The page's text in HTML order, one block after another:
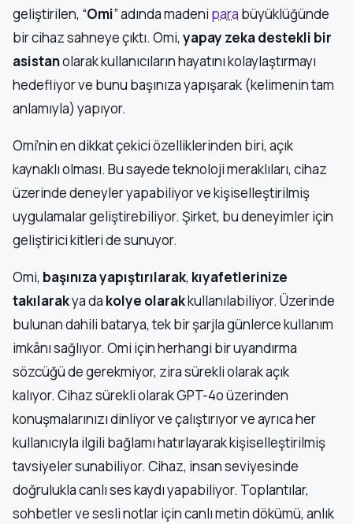
geliştirilen, “Omi” adında madeni para büyüklüğünde
bir cihaz sahneye çıktı. Omi, yapay zeka destekli bir
asistanolarak kullanıcıların hayatını kolaylaştırmayı
hedefliyor ve bunu başınıza yapışarak (kelimenin tam
anlamıyla) yapıyor.
Omi’nin en dikkat çekici özelliklerinden biri, açık
kaynaklı olması. Bu sayede teknoloji meraklıları, cihaz
üzerinde deneyler yapabiliyor ve kişiselleştirilmiş
uygulamalar geliştirebiliyor. Şirket, bu deneyimler için
geliştirici kitleri de sunuyor.
Omi, başınıza yapıştırılarak, kıyafetlerinize
takılarakya da kolye olarakkullanılabiliyor. Üzerinde
bulunan dahili batarya, tek bir şarjla günlerce kullanım
imkânı sağlıyor. Omi için herhangi bir uyandırma
sözcüğü de gerekmiyor, zira sürekli olarak açık
kalıyor. Cihaz sürekli olarak GPT-4o üzerinden
konuşmalarınızı dinliyor ve çalıştırıyor ve ayrıca her
kullanıcıyla ilgili bağlamı hatırlayarak kişiselleştirilmiş
tavsiyeler sunabiliyor. Cihaz, insan seviyesinde
doğrulukla canlı ses kaydı yapabiliyor. Toplantılar,
sohbetler ve sesli notlar için canlı metin dökümü, anlık